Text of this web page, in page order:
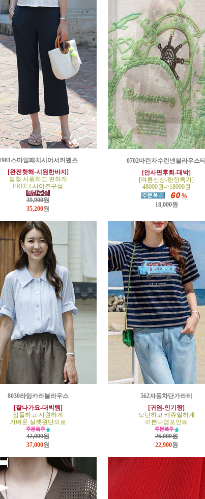
스마일패치시어서커팬츠
[완전핫해-시원한바지]
엄청 시원하고 편하게
FREE,L사이즈구성
39,900원
35,200원
0702마린자수린넨블라우스티
[안사면후회-대박]
[여름신상-한정특가]
48000원->18000원
18,000원
8030라임카라블라우스
[잘나가요-대박템]
심플하고 시원하게
가벼운 실켓원단으로
42,000원
37,000원
562자동차단가라티
[귀염-인기짱]
모던하고 캐쥬얼하게
이쁜나염포인트
26,000원
22,900원